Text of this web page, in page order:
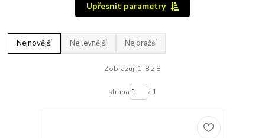
Upřesnit parametry
Nejnovější Nejlevnější Nejdražší
Zobrazuji 1-8 z 8
strana z 1